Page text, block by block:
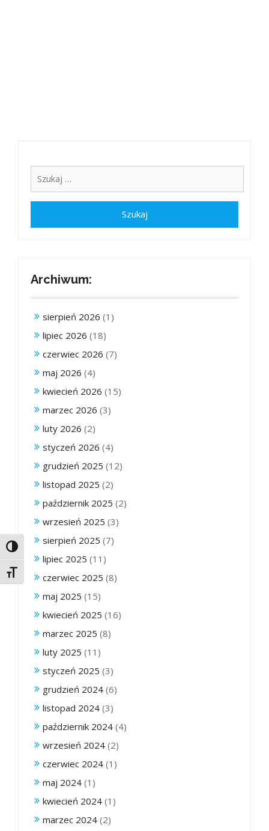
Toggle High Contrast
Toggle Font size
Archiwum:
sierpień 2026 (1)
lipiec 2026 (18)
czerwiec 2026 (7)
maj 2026 (4)
kwiecień 2026 (15)
marzec 2026 (3)
luty 2026 (2)
styczeń 2026 (4)
grudzień 2025 (12)
listopad 2025 (2)
październik 2025 (2)
wrzesień 2025 (3)
sierpień 2025 (7)
lipiec 2025 (11)
czerwiec 2025 (8)
maj 2025 (15)
kwiecień 2025 (16)
marzec 2025 (8)
luty 2025 (11)
styczeń 2025 (3)
grudzień 2024 (6)
listopad 2024 (3)
październik 2024 (4)
wrzesień 2024 (2)
czerwiec 2024 (1)
maj 2024 (1)
kwiecień 2024 (1)
marzec 2024 (2)